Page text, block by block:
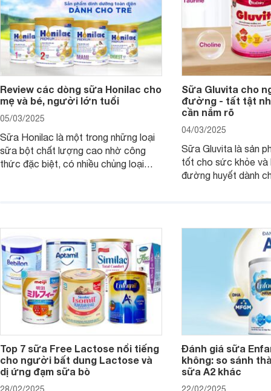
Review các dòng sữa Honilac cho
mẹ và bé, người lớn tuổi
05/03/2025
Sữa Honilac là một trong những loại
sữa bột chất lượng cao nhờ công
thức đặc biệt, có nhiều chủng loại
Sữa Gluvita cho
đường - tất tật
cần nắm rõ
04/03/2025
Sữa Gluvita là sản
tốt cho sức khỏe và
đường huyết dành
thể gì, hãy cùng
hiểu ngay trong bài
Top 7 sữa Free Lactose nổi tiếng
cho người bất dung Lactose và
dị ứng đạm sữa bò
Đánh giá sữa
không: so sánh
sữa A2 khác